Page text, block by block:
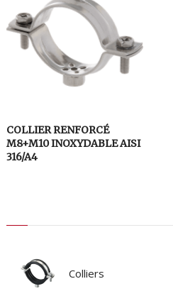
COLLIER RENFORCÉ
M8+M10 INOXYDABLE AISI
316/A4
Colliers